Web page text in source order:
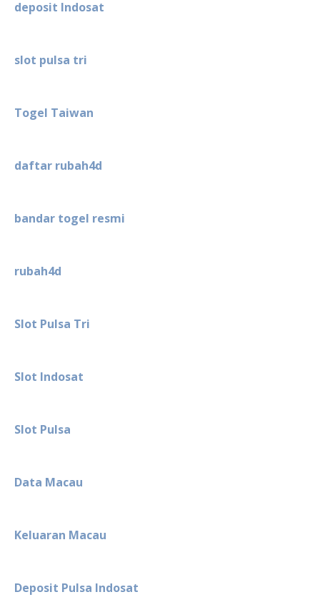
deposit Indosat
slot pulsa tri
Togel Taiwan
daftar rubah4d
bandar togel resmi
rubah4d
Slot Pulsa Tri
Slot Indosat
Slot Pulsa
Data Macau
Keluaran Macau
Deposit Pulsa Indosat